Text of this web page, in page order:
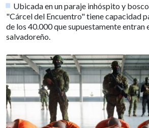
Ubicada en un paraje inhóspito y
"Cárcel del Encuentro" tiene capacidad
de los 40.000 que supuestamente entran
salvadoreño.